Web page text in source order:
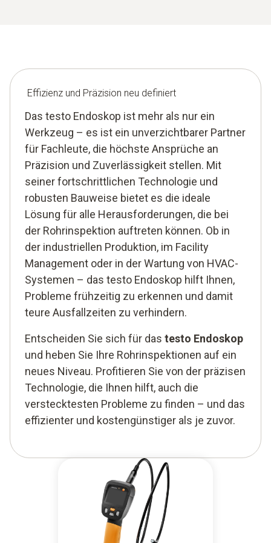
Effizienz und Präzision neu definiert
Das testo Endoskop ist mehr als nur ein
Werkzeug – es ist ein unverzichtbarer Partner
für Fachleute, die höchste Ansprüche an
Präzision und Zuverlässigkeit stellen. Mit
seiner fortschrittlichen Technologie und
robusten Bauweise bietet es die ideale
Lösung für alle Herausforderungen, die bei
der Rohrinspektion auftreten können. Ob in
der industriellen Produktion, im Facility
Management oder in der Wartung von HVAC-
Systemen – das testo Endoskop hilft Ihnen,
Probleme frühzeitig zu erkennen und damit
teure Ausfallzeiten zu verhindern.
Entscheiden Sie sich für das testo Endoskop
und heben Sie Ihre Rohrinspektionen auf ein
neues Niveau. Profitieren Sie von der präzisen
Technologie, die Ihnen hilft, auch die
verstecktesten Probleme zu finden – und das
effizienter und kostengünstiger als je zuvor.